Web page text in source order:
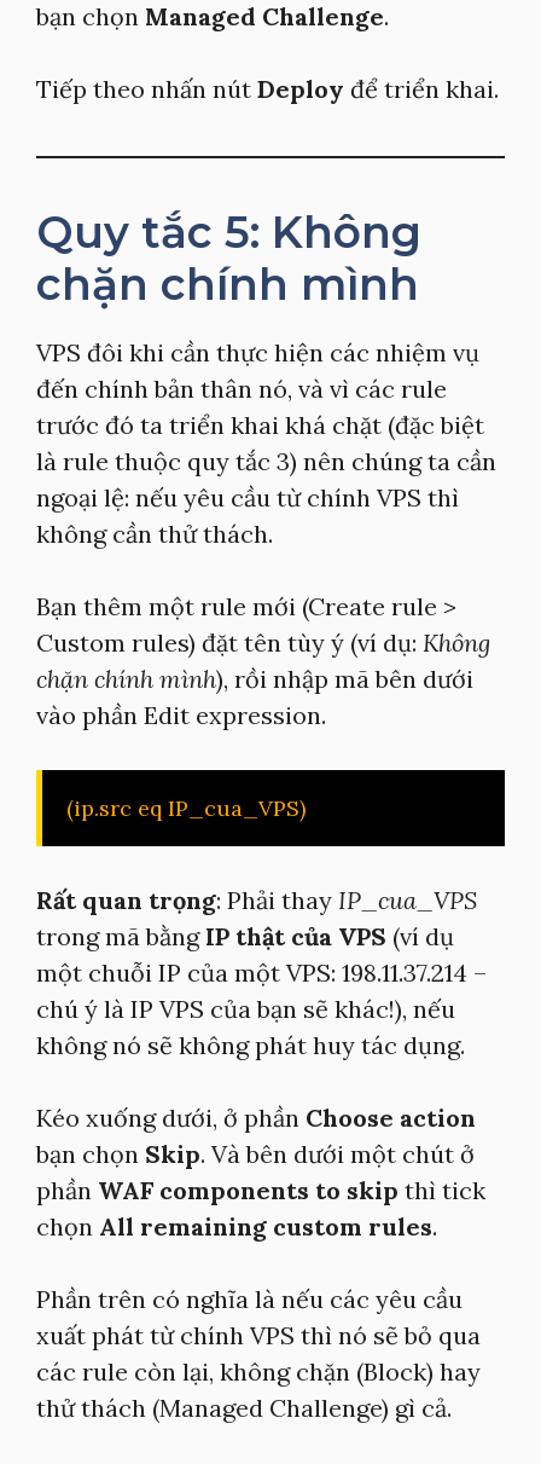
bạn chọn Managed Challenge.
Tiếp theo nhấn nút Deploy để triển khai.
Quy tắc 5: Không
chặn chính mình
VPS đôi khi cần thực hiện các nhiệm vụ
đến chính bản thân nó, và vì các rule
trước đó ta triển khai khá chặt (đặc biệt
là rule thuộc quy tắc 3) nên chúng ta cần
ngoại lệ: nếu yêu cầu từ chính VPS thì
không cần thử thách.
Bạn thêm một rule mới (Create rule >
Custom rules) đặt tên tùy ý (ví dụ: Không
chặn chính mình), rồi nhập mã bên dưới
vào phần Edit expression.
(ip.src eq IP_cua_VPS)
Rất quan trọng: Phải thay IP_cua_VPS
trong mã bằng IP thật của VPS (ví dụ
một chuỗi IP của một VPS: 198.11.37.214 –
chú ý là IP VPS của bạn sẽ khác!), nếu
không nó sẽ không phát huy tác dụng.
Kéo xuống dưới, ở phần Choose action
bạn chọn Skip. Và bên dưới một chút ở
phần WAF components to skip thì tick
chọn All remaining custom rules.
Phần trên có nghĩa là nếu các yêu cầu
xuất phát từ chính VPS thì nó sẽ bỏ qua
các rule còn lại, không chặn (Block) hay
thử thách (Managed Challenge) gì cả.